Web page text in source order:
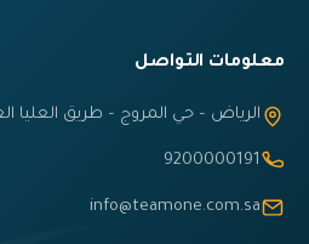
معلومات التواصل
الرياض – حي المروج – طريق العليا
9200000191
info@teamone.com.sa